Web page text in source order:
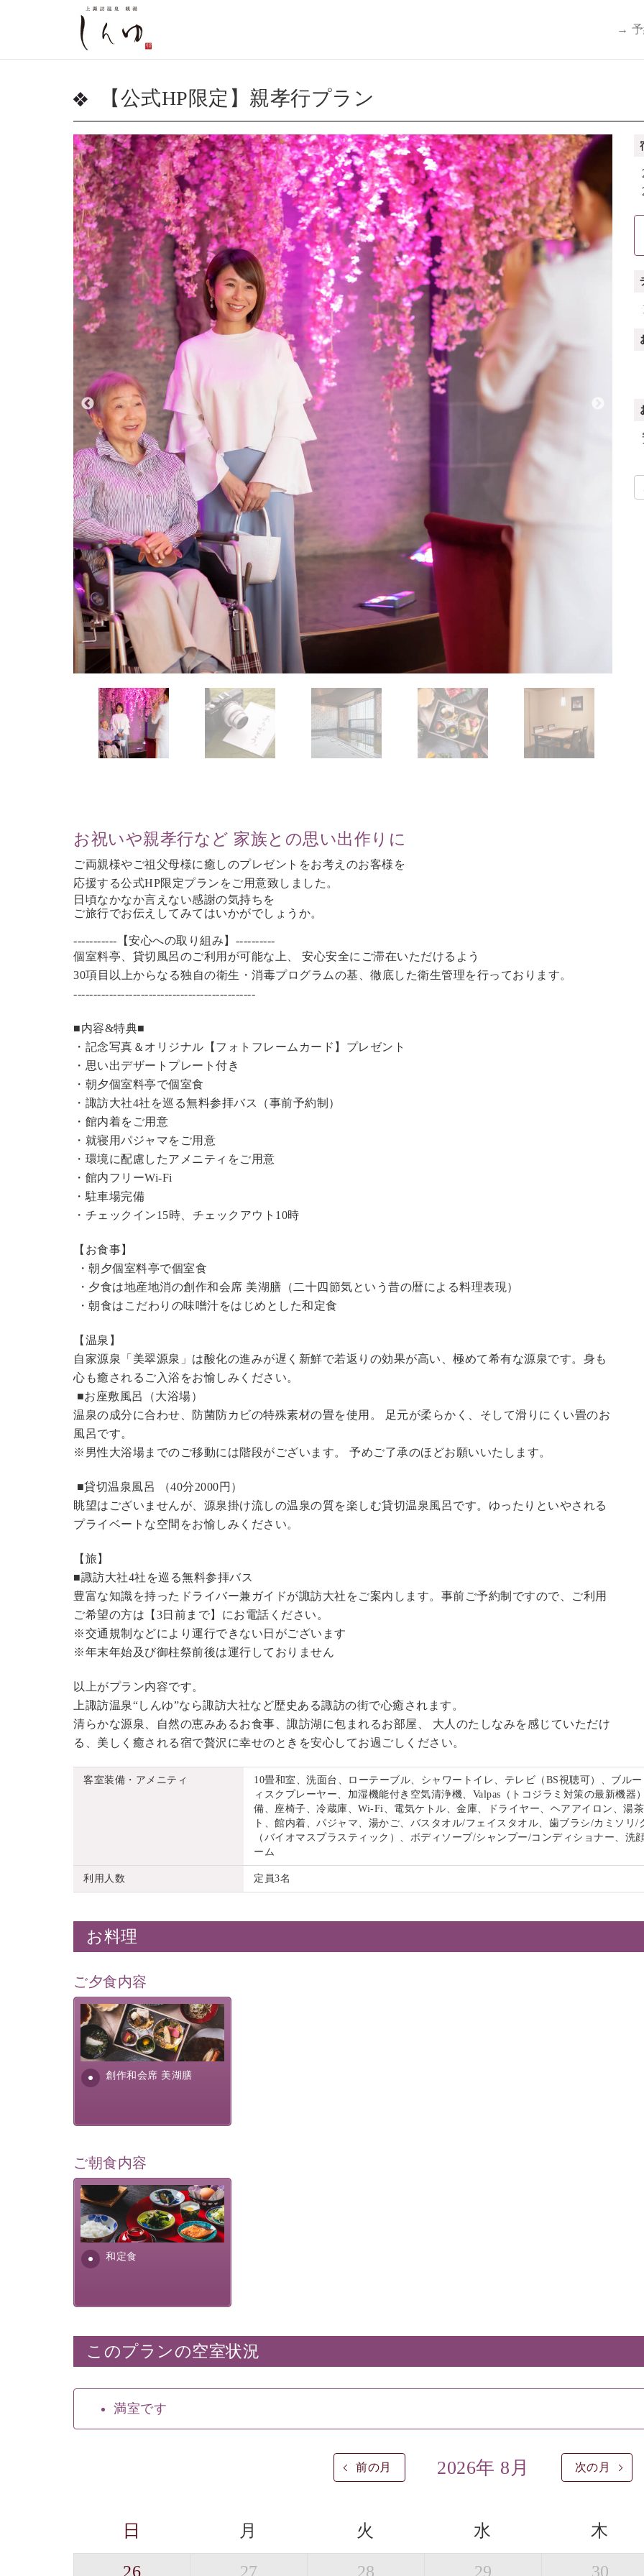
→ 予
【公式HP限定】親孝行プラン
お祝いや親孝行など 家族との思い出作りに
ご両親様やご祖父母様に癒しのプレゼントをお考えのお客様を
応援する公式HP限定プランをご用意致しました。
日頃なかなか言えない感謝の気持ちを
ご旅行でお伝えしてみてはいかがでしょうか。
-----------【安心への取り組み】----------
個室料亭、貸切風呂のご利用が可能な上、 安心安全にご滞在いただけるよう
30項目以上からなる独自の衛生・消毒プログラムの基、徹底した衛生管理を行っております。
----------------------------------------------
■内容&特典■
・記念写真＆オリジナル【フォトフレームカード】プレゼント
・思い出デザートプレート付き
・朝夕個室料亭で個室食
・諏訪大社4社を巡る無料参拝バス（事前予約制）
・館内着をご用意
・就寝用パジャマをご用意
・環境に配慮したアメニティをご用意
・館内フリーWi-Fi
・駐車場完備
・チェックイン15時、チェックアウト10時
【お食事】
・朝夕個室料亭で個室食
・夕食は地産地消の創作和会席 美湖膳（二十四節気という昔の暦による料理表現）
・朝食はこだわりの味噌汁をはじめとした和定食
【温泉】
自家源泉「美翠源泉」は酸化の進みが遅く新鮮で若返りの効果が高い、極めて希有な源泉です。身も
心も癒されるご入浴をお愉しみください。
■お座敷風呂（大浴場）
温泉の成分に合わせ、防菌防カビの特殊素材の畳を使用。 足元が柔らかく、そして滑りにくい畳のお
風呂です。
※男性大浴場までのご移動には階段がございます。 予めご了承のほどお願いいたします。
■貸切温泉風呂 （40分2000円 ）
眺望はございませんが、源泉掛け流しの温泉の質を楽しむ貸切温泉風呂です。ゆったりといやされる
プライベートな空間をお愉しみください。
【旅】
■諏訪大社4社を巡る無料参拝バス
豊富な知識を持ったドライバー兼ガイドが諏訪大社をご案内します。 事前ご予約制ですので、ご利用
ご希望の方は【3日前まで】にお電話ください。
※交通規制などにより運行できない日がございます
※年末年始及び御柱祭前後は運行しておりません
以上がプラン内容です。
上諏訪温泉“しんゆ”なら諏訪大社など歴史ある諏訪の街で心癒されます。
清らかな源泉、自然の恵みあるお食事、諏訪湖に包まれるお部屋、 大人のたしなみを感じていただけ
る、美しく癒される宿で贅沢に幸せのときを安心してお過ごしください。
客室装備・アメニティ
10畳和室、洗面台、ローテーブル、シャワートイレ、テレビ（BS視聴可）、ブル
ィスクプレーヤー、加湿機能付き空気清浄機、Valpas（トコジラミ対策の最新機器
備、座椅子、冷蔵庫、Wi-Fi、電気ケトル、金庫、ドライヤー、ヘアアイロン、湯
ト、館内着、パジャマ、湯かご、バスタオル/フェイスタオル、歯ブラシ/カミソリ/
（バイオマスプラスティック）、ボディソープ/シャンプー/コンディショナー、洗
ーム
利用人数 定員3名
お料理
ご夕食内容
創作和会席 美湖膳
美湖膳とは諏訪の地で特別を
提供する為に料理長・神原 裕
明が考え出した創作和会席で
す。美しい諏訪湖の幸...
ご朝食内容
和定食
さっぱりとした和食膳に使わ
れる食材は、諏訪の名産品を
ふんだんに取り入れ、安心・
安全を心掛けた長野県産...
このプランの空室状況
満室です
前の月 2026年 8月 次の月
日 月 火 水 木
26 27 28 29 30